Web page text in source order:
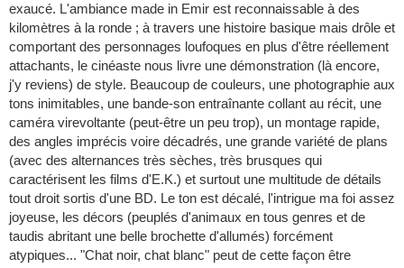
exaucé. L'ambiance made in Emir est reconnaissable à des
kilomètres à la ronde ; à travers une histoire basique mais drôle et
comportant des personnages loufoques en plus d'être réellement
attachants, le cinéaste nous livre une démonstration (là encore,
j'y reviens) de style. Beaucoup de couleurs, une photographie aux
tons inimitables, une bande-son entraînante collant au récit, une
caméra virevoltante (peut-être un peu trop), un montage rapide,
des angles imprécis voire décadrés, une grande variété de plans
(avec des alternances très sèches, très brusques qui
caractérisent les films d'E.K.) et surtout une multitude de détails
tout droit sortis d'une BD. Le ton est décalé, l'intrigue ma foi assez
joyeuse, les décors (peuplés d'animaux en tous genres et de
taudis abritant une belle brochette d'allumés) forcément
atypiques... "Chat noir, chat blanc" peut de cette façon être